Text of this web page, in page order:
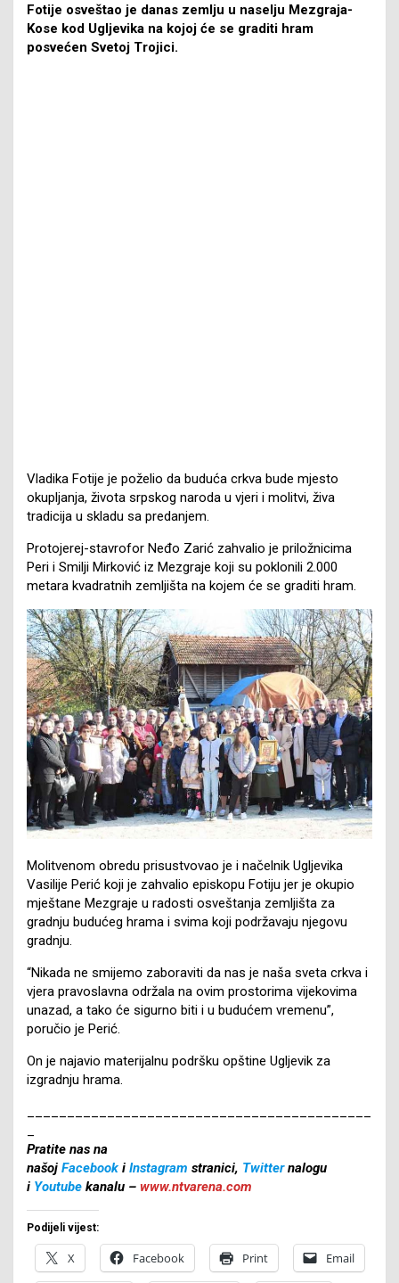
Fotije osveštao je danas zemlju u naselju Mezgraja-
Kose kod Ugljevika na kojoj će se graditi hram
posvećen Svetoj Trojici.
Vladika Fotije je poželio da buduća crkva bude mjesto
okupljanja, života srpskog naroda u vjeri i molitvi, živa
tradicija u skladu sa predanjem.
Protojerej-stavrofor Neđo Zarić zahvalio je priložnicima
Peri i Smilji Mirković iz Mezgraje koji su poklonili 2.000
metara kvadratnih zemljišta na kojem će se graditi hram.
Molitvenom obredu prisustvovao je i načelnik Ugljevika
Vasilije Perić koji je zahvalio episkopu Fotiju jer je okupio
mještane Mezgraje u radosti osveštanja zemljišta za
gradnju budućeg hrama i svima koji podržavaju njegovu
gradnju.
“Nikada ne smijemo zaboraviti da nas je naša sveta crkva i
vjera pravoslavna održala na ovim prostorima vijekovima
unazad, a tako će sigurno biti i u budućem vremenu”,
poručio je Perić.
On je najavio materijalnu podršku opštine Ugljevik za
izgradnju hrama.
Pratite nas na
našoj Facebook i Instagram stranici, Twitternalogu
i Youtube kanalu – www.ntvarena.com
Podijeli vijest:
X Facebook Print Email